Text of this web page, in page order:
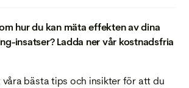
hur du kan mäta effekten av dina
insatser? Ladda ner vår kostnadsfria
våra bästa tips och insikter för att du